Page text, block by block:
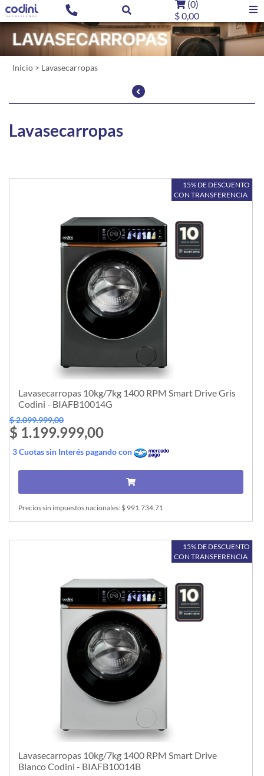
(0)
$ 0,00
Inicio > Lavasecarropas
Lavasecarropas
15% DE DESCUENTO
CON TRANSFERENCIA
Lavasecarropas 10kg/7kg 1400 RPM Smart Drive Gris
Codini - BIAFB10014G
$ 2.099.999,00
$ 1.199.999,00
3 Cuotas sin Interés pagando con
Precios sin impuestos nacionales: $ 991.734,71
15% DE DESCUENTO
CON TRANSFERENCIA
Lavasecarropas 10kg/7kg 1400 RPM Smart Drive
Blanco Codini - BIAFB10014B